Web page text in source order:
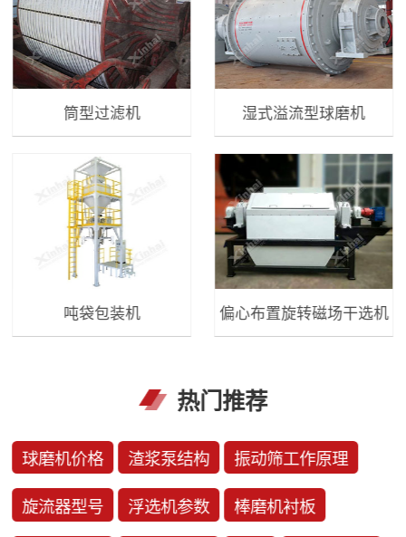
筒型过滤机 湿式溢流型球磨机
吨袋包装机 偏心布置旋转磁场干选机
热门推荐
球磨机价格 渣浆泵结构 振动筛工作原理
旋流器型号 浮选机参数 棒磨机衬板